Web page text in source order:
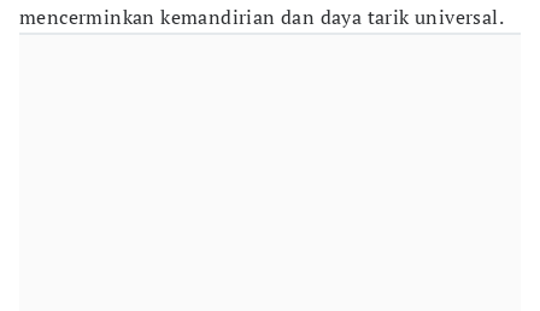
mencerminkan kemandirian dan daya tarik universal.